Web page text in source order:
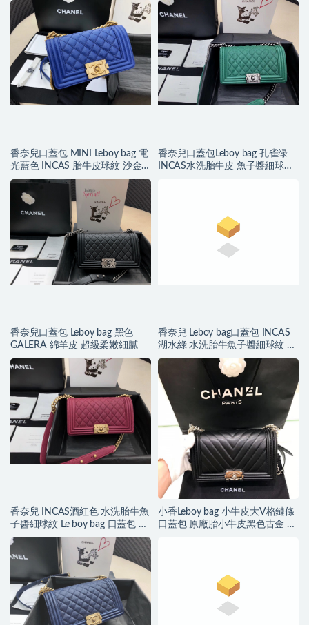
香奈兒口蓋包 MINI Leboy bag 電
光藍色 INCAS 胎牛皮球紋 沙金
色五金
香奈兒口蓋包Leboy bag 孔雀绿
INCAS水洗胎牛皮 魚子醬細球紋
香奈兒口蓋包 Leboy bag 黑色
GALERA 綿羊皮 超級柔嫩細膩
香奈兒 Leboy bag口蓋包 INCAS
湖水綠 水洗胎牛魚子醬細球紋 復
古沙金
香奈兒 INCAS酒紅色 水洗胎牛魚
子醬細球紋 Le boy bag 口蓋包 復
古沙金五
小香Leboy bag 小牛皮大V格鏈條
口蓋包 原廠胎小牛皮黑色古金 亮